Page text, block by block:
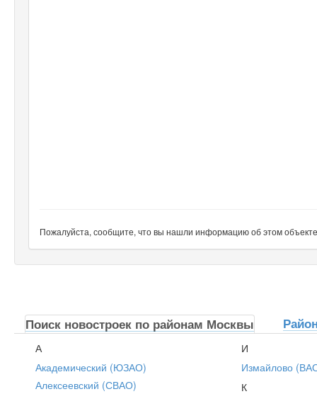
Пожалуйста, сообщите, что вы нашли информацию об этом
Поиск новостроек по районам Москвы
А
Академический (ЮЗАО)
Алексеевский (СВАО)
И
Измайлово
К